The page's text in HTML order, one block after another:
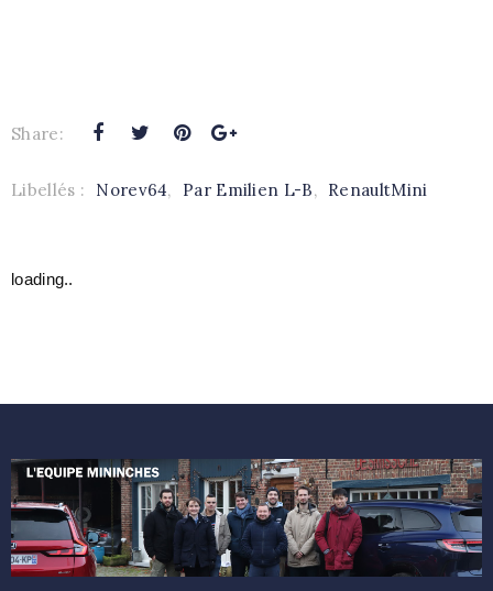
Share:
Libellés : Norev64, Par Emilien L-B, RenaultMini
loading..